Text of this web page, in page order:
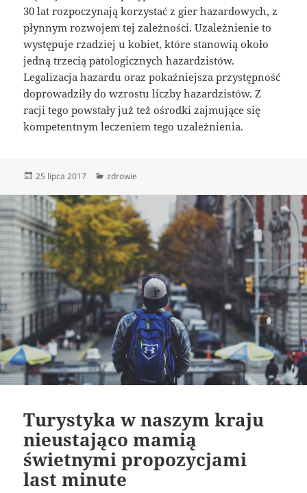
30 lat rozpoczynają korzystać z gier hazardowych, z
płynnym rozwojem tej zależności. Uzależnienie to
występuje rzadziej u kobiet, które stanowią około
jedną trzecią patologicznych hazardzistów.
Legalizacja hazardu oraz pokaźniejsza przystępność
doprowadziły do wzrostu liczby hazardzistów. Z
racji tego powstały już też ośrodki zajmujące się
kompetentnym leczeniem tego uzależnienia.
Data
25 lipca 2017 Kategorie
zdrowie
Turystyka w naszym kraju
nieustająco mamią
świetnymi propozycjami
last minute